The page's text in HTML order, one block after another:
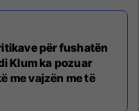
për fushatën
Klum ka pozuar
me vajzën me të